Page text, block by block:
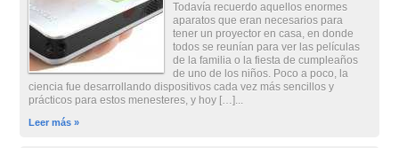
Todavía recuerdo aquellos enormes
aparatos que eran necesarios para
tener un proyector en casa, en donde
todos se reunían para ver las películas
de la familia o la fiesta de cumpleaños
de uno de los niños. Poco a poco, la
ciencia fue desarrollando dispositivos cada vez más sencillos y
prácticos para estos menesteres, y hoy […]...
Leer más »